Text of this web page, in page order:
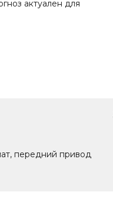
актуален для
передний привод